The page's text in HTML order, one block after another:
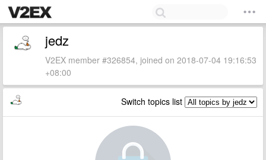
jedz
V2EX member #326854, joined on 2018-07-04 19:16:53
+08:00
Switch topics list